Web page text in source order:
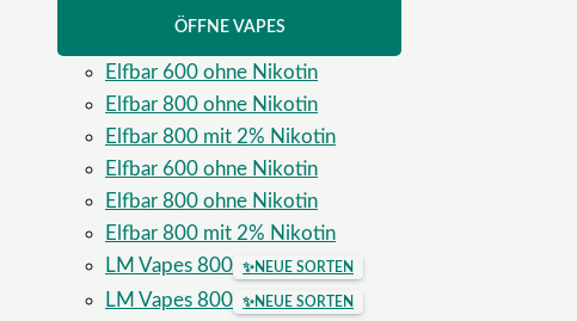
ÖFFNE VAPES
Elfbar 600 ohne Nikotin
Elfbar 800 ohne Nikotin
Elfbar 800 mit 2% Nikotin
Elfbar 600 ohne Nikotin
Elfbar 800 ohne Nikotin
Elfbar 800 mit 2% Nikotin
LM Vapes 800
✨NEUE SORTEN
LM Vapes 800 ✨NEUE SORTEN